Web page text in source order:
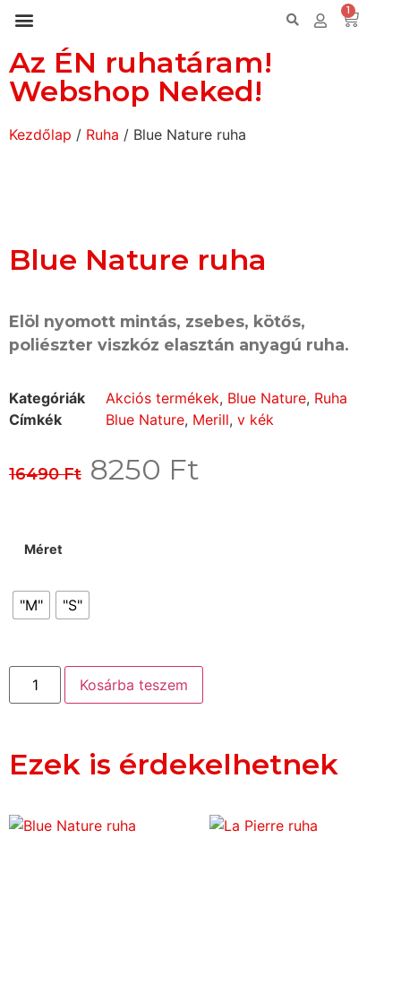
1
Az ÉN ruhatáram!
Webshop Neked!
Kezdőlap / Ruha / Blue Nature ruha
Blue Nature ruha
Elöl nyomott mintás, zsebes, kötős,
poliészter viszkóz elasztán anyagú ruha.
Kategóriák Akciós termékek, Blue Nature, Ruha
Címkék
Blue Nature, Merill, v kék
16490Ft 8250 Ft
Méret
"M" "S"
Kosárba teszem
Ezek is érdekelhetnek